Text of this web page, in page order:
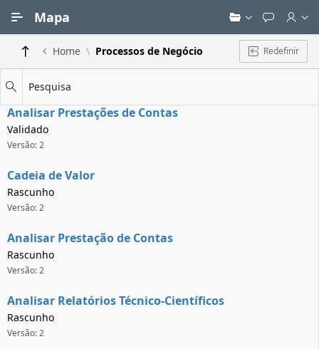
Mapa
Home Processos de Negócio Redefinir
Pesquisa
Analisar Prestações de Contas
Validado
Versão: 2
Cadeia de Valor
Rascunho
Versão: 2
Analisar Prestação de Contas
Rascunho
Versão: 2
Analisar Relatórios Técnico-Científicos
Rascunho
Versão: 2